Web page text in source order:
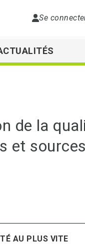
Se
de la
et sources
AU PLUS VITE